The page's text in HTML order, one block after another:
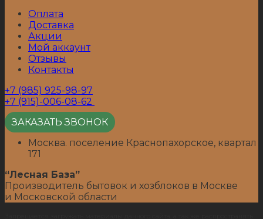
Оплата
Доставка
Акции
Мой аккаунт
Отзывы
Контакты
+7 (985) 925-98-97
+7 (915)-006-08-62
ЗАКАЗАТЬ ЗВОНОК
Москва. поселение Краснопахорское, квартал
171
“Лесная База”
Производитель бытовок и хозблоков в Москве
и Московской области